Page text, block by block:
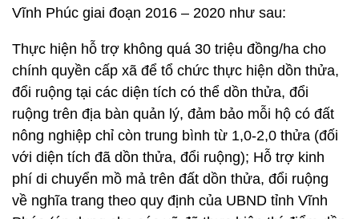
Vĩnh Phúc giai đoạn 2016 – 2020 như sau:
Thực hiện hỗ trợ không quá 30 triệu đồng/ha cho
chính quyền cấp xã để tổ chức thực hiện dồn thửa,
đổi ruộng tại các diện tích có thể dồn thửa, đổi
ruộng trên địa bàn quản lý, đảm bảo mỗi hộ có đất
nông nghiệp chỉ còn trung bình từ 1,0-2,0 thửa (đối
với diện tích đã dồn thửa, đổi ruộng); Hỗ trợ kinh
phí di chuyển mồ mả trên đất dồn thửa, đổi ruộng
về nghĩa trang theo quy định của UBND tỉnh Vĩnh